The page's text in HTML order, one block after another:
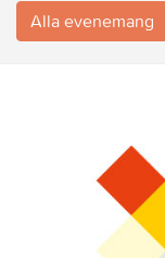
Alla evenemang